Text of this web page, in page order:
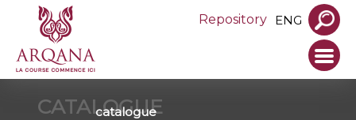
Repository ENG
CATALOGUE
catalogue